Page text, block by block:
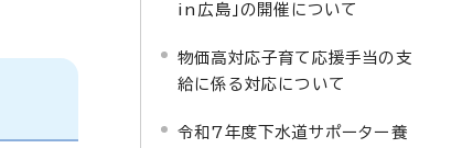
in広島」の開催について
物価高対応子育て応援手当の支
給に係る対応について
令和7年度下水道サポーター養